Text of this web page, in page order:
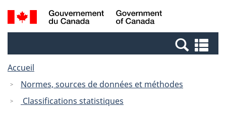
Passer
au
Passer
à
Canada
Recherche
et
et
Accueil
Normes, sources de données et méthodes
Classifications statistiques